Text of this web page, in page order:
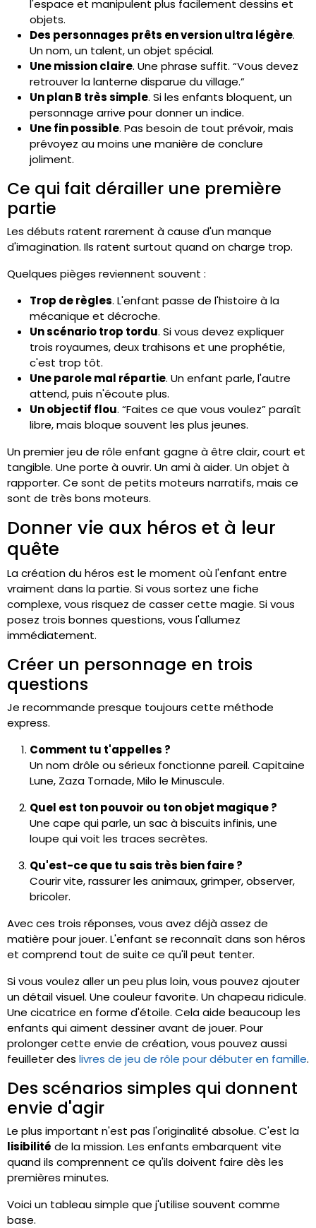
l'espace et manipulent plus facilement dessins et
objets.
Des personnages prêts en version ultra légère.
Un nom, un talent, un objet spécial.
Une mission claire. Une phrase suffit. “Vous devez
retrouver la lanterne disparue du village.”
Un plan B très simple. Si les enfants bloquent, un
personnage arrive pour donner un indice.
Une fin possible. Pas besoin de tout prévoir, mais
prévoyez au moins une manière de conclure
joliment.
Ce qui fait dérailler une première
partie
Les débuts ratent rarement à cause d'un manque
d'imagination. Ils ratent surtout quand on charge trop.
Quelques pièges reviennent souvent :
Trop de règles. L'enfant passe de l'histoire à la
mécanique et décroche.
Un scénario trop tordu. Si vous devez expliquer
trois royaumes, deux trahisons et une prophétie,
c'est trop tôt.
Une parole mal répartie. Un enfant parle, l'autre
attend, puis n'écoute plus.
Un objectif flou. “Faites ce que vous voulez” paraît
libre, mais bloque souvent les plus jeunes.
Un premier jeu de rôle enfant gagne à être clair, court et
tangible. Une porte à ouvrir. Un ami à aider. Un objet à
rapporter. Ce sont de petits moteurs narratifs, mais ce
sont de très bons moteurs.
Donner vie aux héros et à leur
quête
La création du héros est le moment où l'enfant entre
vraiment dans la partie. Si vous sortez une fiche
complexe, vous risquez de casser cette magie. Si vous
posez trois bonnes questions, vous l'allumez
immédiatement.
Créer un personnage en trois
questions
Je recommande presque toujours cette méthode
express.
Comment tu t'appelles ?
Un nom drôle ou sérieux fonctionne pareil. Capitaine
Lune, Zaza Tornade, Milo le Minuscule.
Quel est ton pouvoir ou ton objet magique ?
Une cape qui parle, un sac à biscuits infinis, une
loupe qui voit les traces secrètes.
Qu'est-ce que tu sais très bien faire ?
Courir vite, rassurer les animaux, grimper, observer,
bricoler.
Avec ces trois réponses, vous avez déjà assez de
matière pour jouer. L'enfant se reconnaît dans son héros
et comprend tout de suite ce qu'il peut tenter.
Si vous voulez aller un peu plus loin, vous pouvez ajouter
un détail visuel. Une couleur favorite. Un chapeau ridicule.
Une cicatrice en forme d'étoile. Cela aide beaucoup les
enfants qui aiment dessiner avant de jouer. Pour
prolonger cette envie de création, vous pouvez aussi
feuilleter des livres de jeu de rôle pour débuter en famille.
Des scénarios simples qui donnent
envie d'agir
Le plus important n'est pas l'originalité absolue. C'est la
lisibilité de la mission. Les enfants embarquent vite
quand ils comprennent ce qu'ils doivent faire dès les
premières minutes.
Voici un tableau simple que j'utilise souvent comme
base.